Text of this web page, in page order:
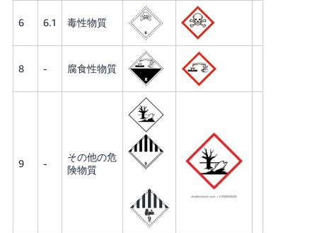
6 6.1 毒性物質
8 - 腐食性物質
9 -
その他の危
険物質